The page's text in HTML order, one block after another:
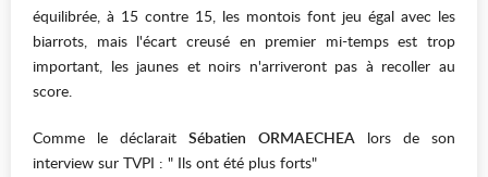
équilibrée, à 15 contre 15, les montois font jeu égal avec les
biarrots, mais l'écart creusé en premier mi-temps est trop
important, les jaunes et noirs n'arriveront pas à recoller au
score.
Comme le déclaraitSébatien ORMAECHEAlors de son
interview sur TVPI : " Ils ont été plus forts"